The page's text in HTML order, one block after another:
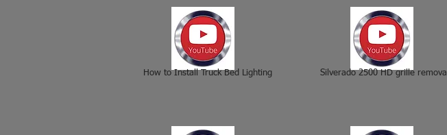
How to Install Truck Bed Lighting Silverado 2500 HD grille removal